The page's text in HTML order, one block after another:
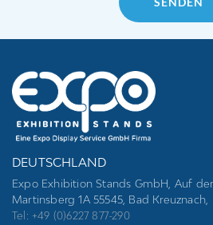
empty.
DEUTSCHLAND
Expo Exhibition Stands GmbH, Auf
Martinsberg 1A 55545, Bad Kreuznach,
Tel: +49 (0)6227 877-290